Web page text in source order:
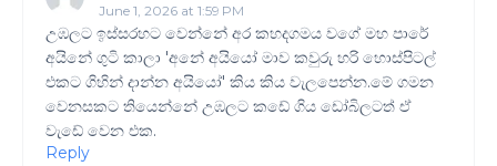
June 1, 2026 at 1:59 PM
උඹලට ඉස්සරහට වෙන්නේ අර කහදගමය වගේ මහ පාරේ
අයිනේ ගුටි කාලා 'අනේ අයියෝ මාව කවුරු හරි හොස්පිටල්
එකට ගිහින් දාන්න අයියෝ' කිය කිය වැලපෙන්න.මේ ගමන
වෙනසකට තියෙන්නේ උඹලට කඩේ ගිය ඩෝබිලටත් ඒ
වැඩේ වෙන එක.
Reply